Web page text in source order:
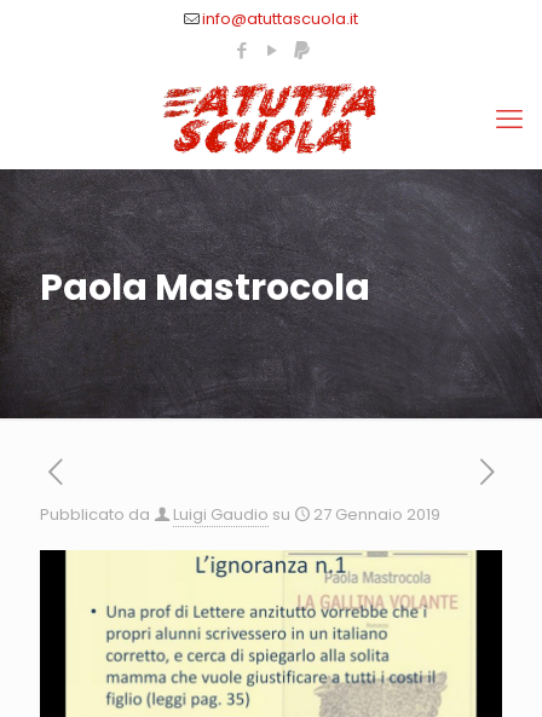
info@atuttascuola.it
Paola Mastrocola
Pubblicato da Luigi Gaudio su 27 Gennaio 2019